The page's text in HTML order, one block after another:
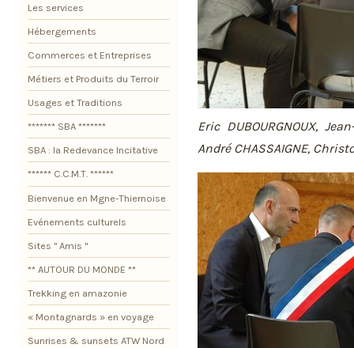
Eric DUBOURGNOUX,
André CHASSAIGNE,
Les services
Hébergements
Commerces et Entreprises
Métiers et Produits du Terroir
Usages et Traditions
******* SBA *******
SBA : la Redevance Incitative
****** C.C.M.T. ******
Bienvenue en Mgne-Thiernoise
Evénements culturels
Sites " Amis "
** AUTOUR DU MONDE **
Trekking en amazonie
« Montagnards » en voyage
Sunrises & sunsets ATW Nord